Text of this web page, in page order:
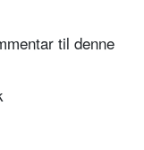
til denne